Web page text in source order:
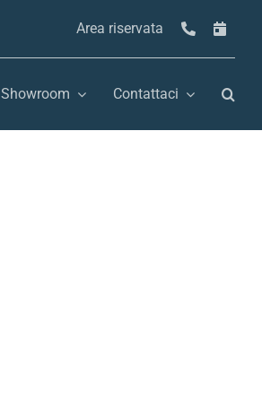
Area riservata
Showroom Contattaci